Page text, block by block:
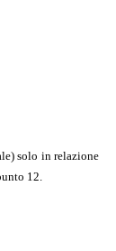
solo in relazione
12.